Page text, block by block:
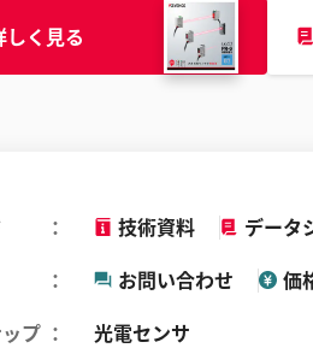
く見る
技術資料 データ
お問い合わせ 価
プ
光電センサ